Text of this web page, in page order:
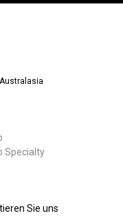
Specialty
Sie uns